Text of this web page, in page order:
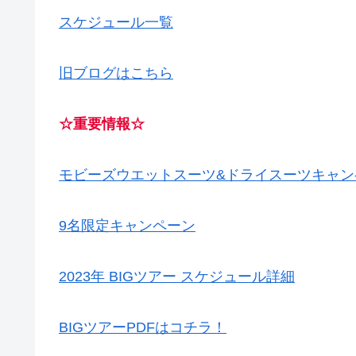
スケジュール一覧
旧ブログはこちら
☆重要情報☆
モビーズウエットスーツ&ドライスーツキャ
9名限定キャンペーン
2023年 BIGツアー スケジュール詳細
BIGツアーPDFはコチラ！